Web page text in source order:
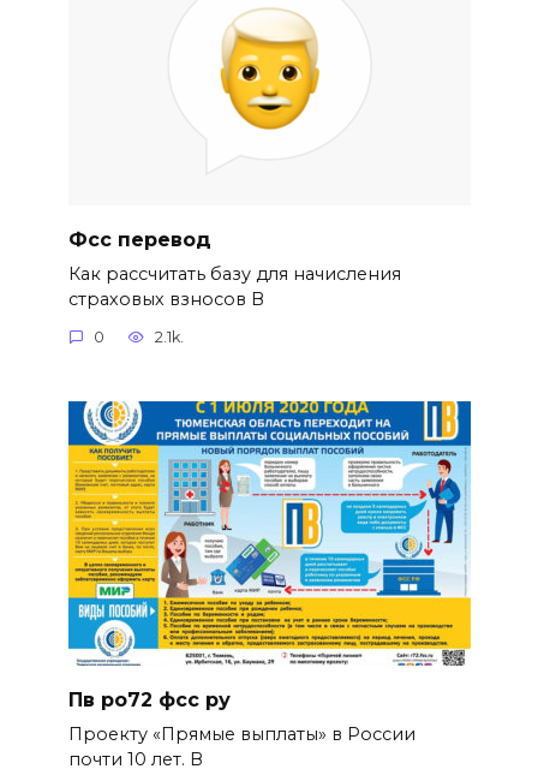
Фсс перевод
Как рассчитать базу для начисления
страховых взносов В
0 2.1k.
Пв ро72 фсс ру
Проекту «Прямые выплаты» в России
почти 10 лет. В